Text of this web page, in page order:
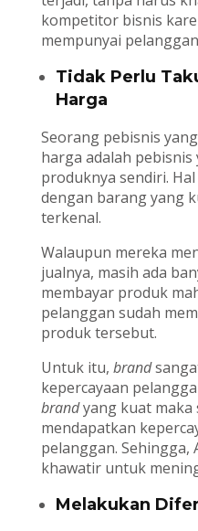
kompetitor bisnis
mempunyai
Tidak Perlu
Harga
Seorang pebisnis
harga adalah
produknya sendiri.
dengan barang yang
terkenal.
Walaupun mereka
jualnya, masih ada
membayar produk
pelanggan sudah
produk tersebut.
Untuk itu, brand
kepercayaan
brandyang kuat maka
mendapatkan
pelanggan. Sehingga,
khawatir untuk
Melakukan